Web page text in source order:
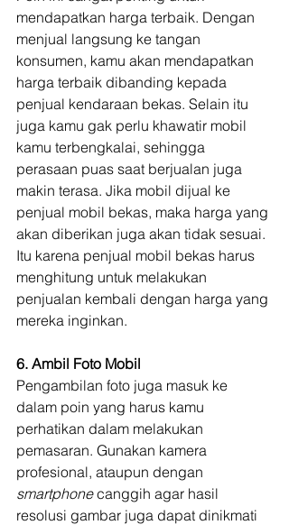
mendapatkan harga terbaik. Dengan
menjual langsung ke tangan
konsumen, kamu akan mendapatkan
harga terbaik dibanding kepada
penjual kendaraan bekas. Selain itu
juga kamu gak perlu khawatir mobil
kamu terbengkalai, sehingga
perasaan puas saat berjualan juga
makin terasa. Jika mobil dijual ke
penjual mobil bekas, maka harga yang
akan diberikan juga akan tidak sesuai.
Itu karena penjual mobil bekas harus
menghitung untuk melakukan
penjualan kembali dengan harga yang
mereka inginkan.
6. Ambil Foto Mobil
Pengambilan foto juga masuk ke
dalam poin yang harus kamu
perhatikan dalam melakukan
pemasaran. Gunakan kamera
profesional, ataupun dengan
smartphone canggih agar hasil
resolusi gambar juga dapat dinikmati